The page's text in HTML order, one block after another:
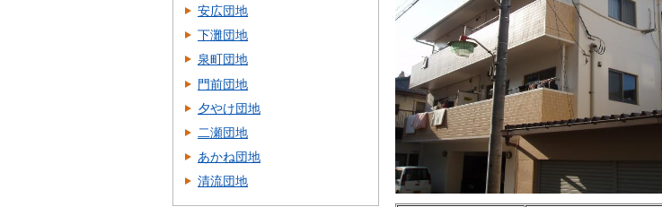
安広団地
下灘団地
泉町団地
門前団地
夕やけ団地
二瀬団地
あかね団地
清流団地